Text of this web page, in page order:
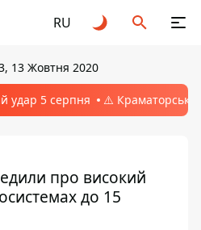
RU
13 Жовтня 2020
удар 5 серпня ⚠️ Краматорськ,
про високий
до 15